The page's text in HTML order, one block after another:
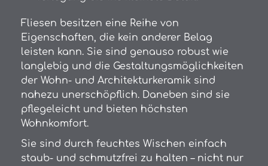
Fliesen besitzen eine Reihe von
Eigenschaften, die kein anderer Belag
leisten kann. Sie sind genauso robust wie
langlebig und die Gestaltungsmöglichkeiten
der Wohn- und Architekturkeramik sind
nahezu unerschöpflich. Daneben sind sie
pflegeleicht und bieten höchsten
Wohnkomfort.
Sie sind durch feuchtes Wischen einfach
staub- und schmutzfrei zu halten – nicht nur